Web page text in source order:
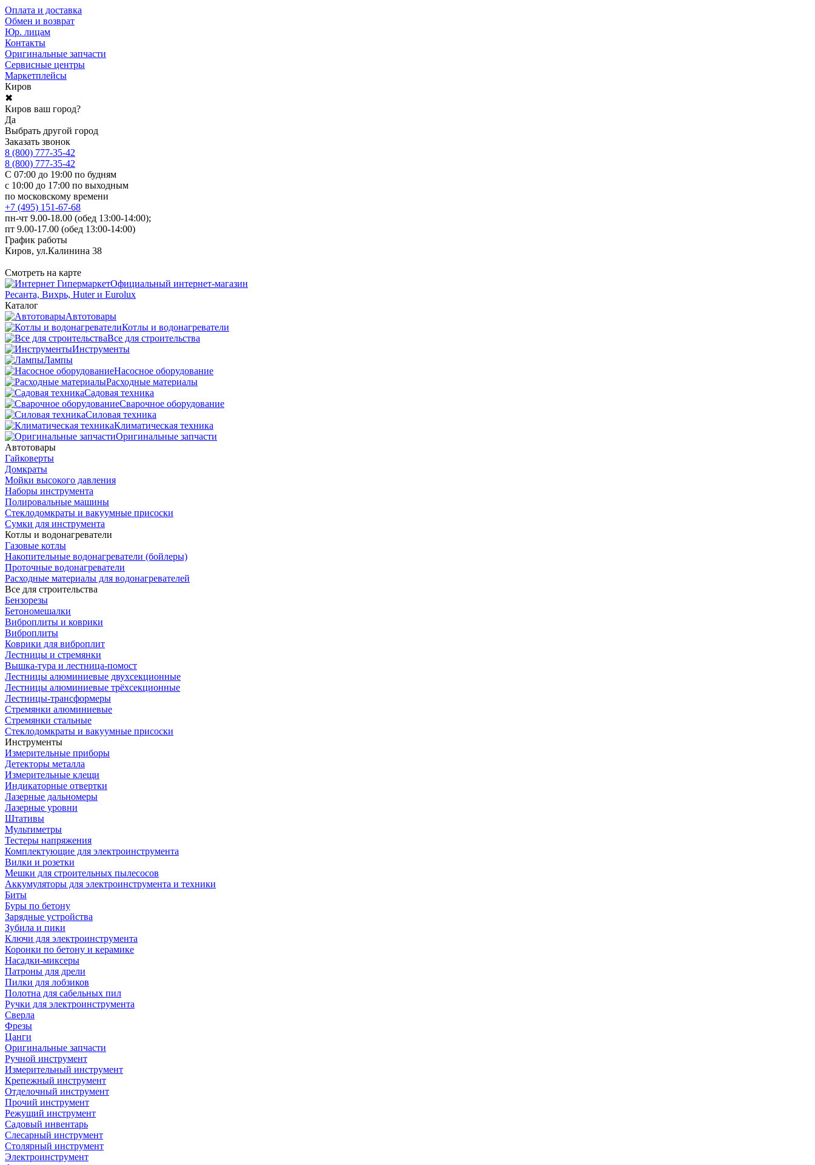
Оплата и доставка
Обмен и возврат
Юр. лицам
Контакты
Оригинальные запчасти
Сервисные центры
Маркетплейсы
Киров
✖
Киров ваш город?
Да
Выбрать другой город
Заказать звонок
8 (800) 777-35-42
8 (800) 777-35-42
С 07:00 до 19:00 по будням
с 10:00 до 17:00 по выходным
по московскому времени
+7 (495) 151-67-68
пн-чт 9.00-18.00 (обед 13:00-14:00);
пт 9.00-17.00 (обед 13:00-14:00)
График работы
Киров, ул.Калинина 38
Смотреть на карте
Официальный интернет-магазин
Ресанта, Вихрь, Huter и Eurolux
Каталог
Автотовары
Котлы и водонагреватели
Все для строительства
Инструменты
Лампы
Насосное оборудование
Расходные материалы
Садовая техника
Сварочное оборудование
Силовая техника
Климатическая техника
Оригинальные запчасти
Автотовары
Гайковерты
Домкраты
Мойки высокого давления
Наборы инструмента
Полировальные машины
Стеклодомкраты и вакуумные присоски
Сумки для инструмента
Котлы и водонагреватели
Газовые котлы
Накопительные водонагреватели (бойлеры)
Проточные водонагреватели
Расходные материалы для водонагревателей
Все для строительства
Бензорезы
Бетономешалки
Виброплиты и коврики
Виброплиты
Коврики для виброплит
Лестницы и стремянки
Вышка-тура и лестница-помост
Лестницы алюминиевые двухсекционные
Лестницы алюминиевые трёхсекционные
Лестницы-трансформеры
Стремянки алюминиевые
Стремянки стальные
Стеклодомкраты и вакуумные присоски
Инструменты
Измерительные приборы
Детекторы металла
Измерительные клещи
Индикаторные отвертки
Лазерные дальномеры
Лазерные уровни
Штативы
Мультиметры
Тестеры напряжения
Комплектующие для электроинструмента
Вилки и розетки
Мешки для строительных пылесосов
Аккумуляторы для электроинструмента и техники
Биты
Буры по бетону
Зарядные устройства
Зубила и пики
Ключи для электроинструмента
Коронки по бетону и керамике
Насадки-миксеры
Патроны для дрели
Пилки для лобзиков
Полотна для сабельных пил
Ручки для электроинструмента
Сверла
Фрезы
Цанги
Оригинальные запчасти
Ручной инструмент
Измерительный инструмент
Крепежный инструмент
Отделочный инструмент
Прочий инструмент
Режущий инструмент
Садовый инвентарь
Слесарный инструмент
Столярный инструмент
Электроинструмент